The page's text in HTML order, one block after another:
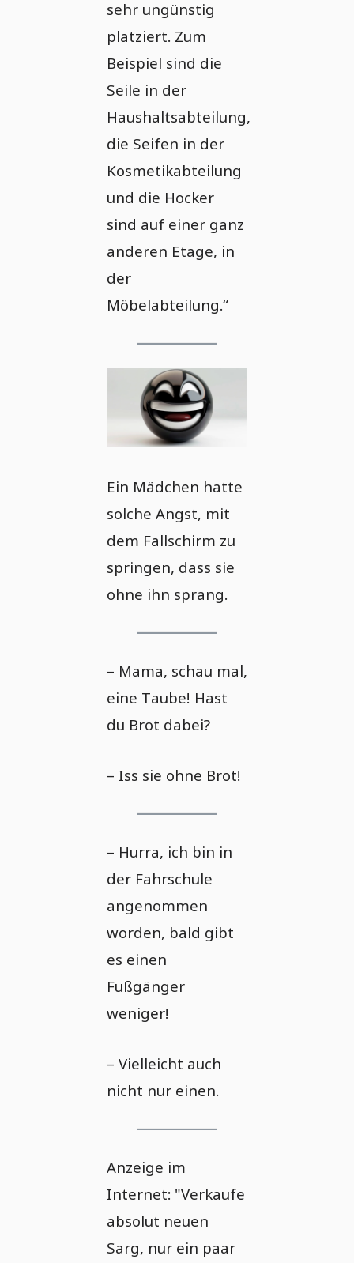
sehr ungünstig
platziert. Zum
Beispiel sind die
Seile in der
Haushaltsabteilung,
die Seifen in der
Kosmetikabteilung
und die Hocker
sind auf einer ganz
anderen Etage, in
der
Möbelabteilung.“
Ein Mädchen hatte
solche Angst, mit
dem Fallschirm zu
springen, dass sie
ohne ihn sprang.
– Mama, schau mal,
eine Taube! Hast
du Brot dabei?
– Iss sie ohne Brot!
– Hurra, ich bin in
der Fahrschule
angenommen
worden, bald gibt
es einen
Fußgänger
weniger!
– Vielleicht auch
nicht nur einen.
Anzeige im
Internet: "Verkaufe
absolut neuen
Sarg, nur ein paar